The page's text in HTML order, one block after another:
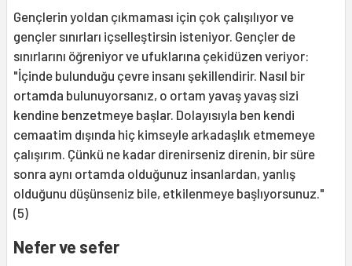
Gençlerin yoldan çıkmaması için çok çalışılıyor ve
gençler sınırları içselleştirsin isteniyor. Gençler de
sınırlarını öğreniyor ve ufuklarına çekidüzen veriyor:
"İçinde bulunduğu çevre insanı şekillendirir. Nasıl bir
ortamda bulunuyorsanız, o ortam yavaş yavaş sizi
kendine benzetmeye başlar. Dolayısıyla ben kendi
cemaatim dışında hiç kimseyle arkadaşlık etmemeye
çalışırım. Çünkü ne kadar direnirseniz direnin, bir süre
sonra aynı ortamda olduğunuz insanlardan, yanlış
olduğunu düşünseniz bile, etkilenmeye başlıyorsunuz."
(5)
Nefer ve sefer